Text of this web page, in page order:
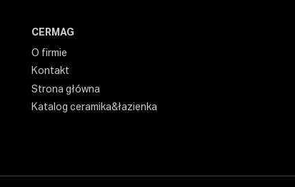
CERMAG
O firmie
Kontakt
Strona główna
Katalog ceramika&łazienka